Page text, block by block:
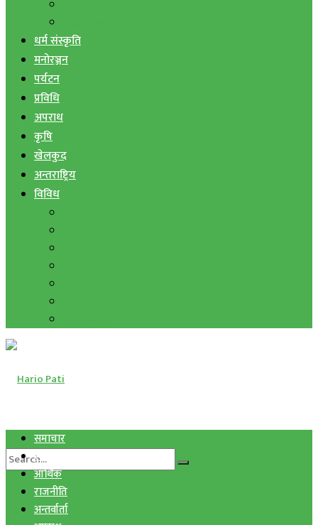
धर्म संस्कृति
मनोरञ्जन
पर्यटन
प्रविधि
अपराध
कृषि
खेलकुद
अन्तराष्ट्रिय
विविध
समाचार
स्वास्थ्य
आर्थिक
राजनीति
अन्तर्वार्ता